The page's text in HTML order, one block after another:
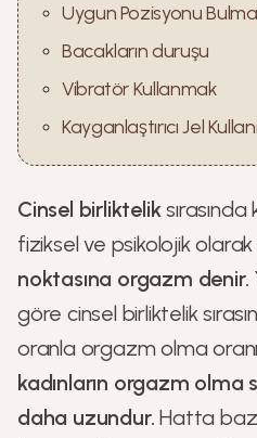
Uygun Pozisyonu
Bacakların duruşu
Vibratör Kullanmak
Kayganlaştırıcı Jel
Cinsel birlikteliksırasında
fiziksel ve psikolojik olarak
noktasına orgazm denir.
göre cinsel birliktelik
oranla orgazm olma
kadınların orgazm olma
daha uzundur.Hatta